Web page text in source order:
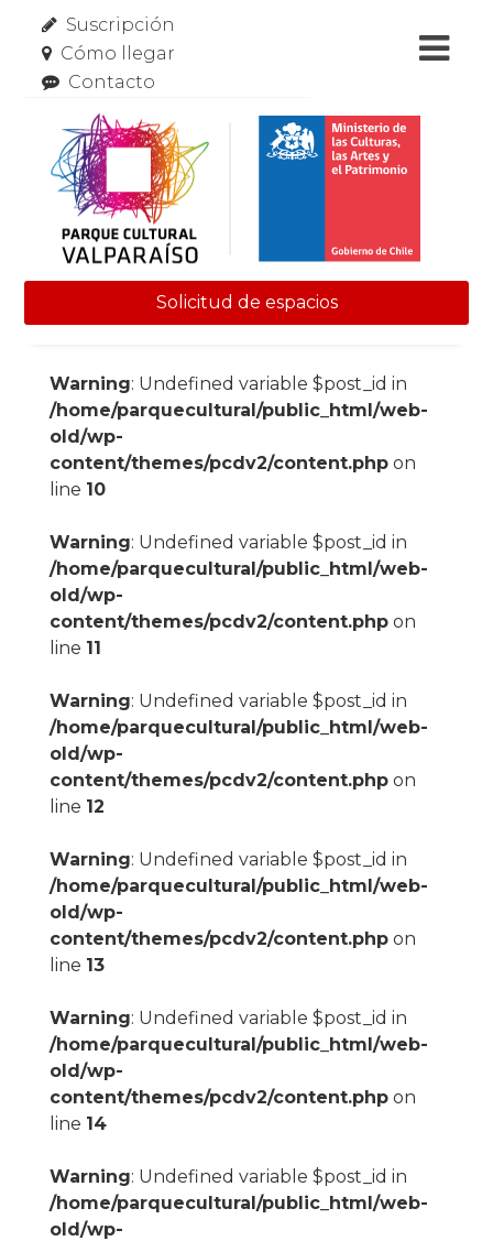
Suscripción
Cómo llegar
Contacto
Solicitud de espacios
Warning: Undefined variable $post_id in
/home/parquecultural/public_html/web-
old/wp-
content/themes/pcdv2/content.phpon
line 10
Warning: Undefined variable $post_id in
/home/parquecultural/public_html/web-
old/wp-
content/themes/pcdv2/content.phpon
line 11
Warning: Undefined variable $post_id in
/home/parquecultural/public_html/web-
old/wp-
content/themes/pcdv2/content.phpon
line 12
Warning: Undefined variable $post_id in
/home/parquecultural/public_html/web-
old/wp-
content/themes/pcdv2/content.phpon
line 13
Warning: Undefined variable $post_id in
/home/parquecultural/public_html/web-
old/wp-
content/themes/pcdv2/content.phpon
line 14
Warning: Undefined variable $post_id in
/home/parquecultural/public_html/web-
old/wp-